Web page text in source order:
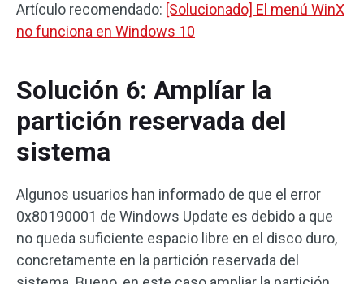
Artículo recomendado: [Solucionado] El menú WinX
no funciona en Windows 10
Solución 6: Amplíar la
partición reservada del
sistema
Algunos usuarios han informado de que el error
0x80190001 de Windows Update es debido a que
no queda suficiente espacio libre en el disco duro,
concretamente en la partición reservada del